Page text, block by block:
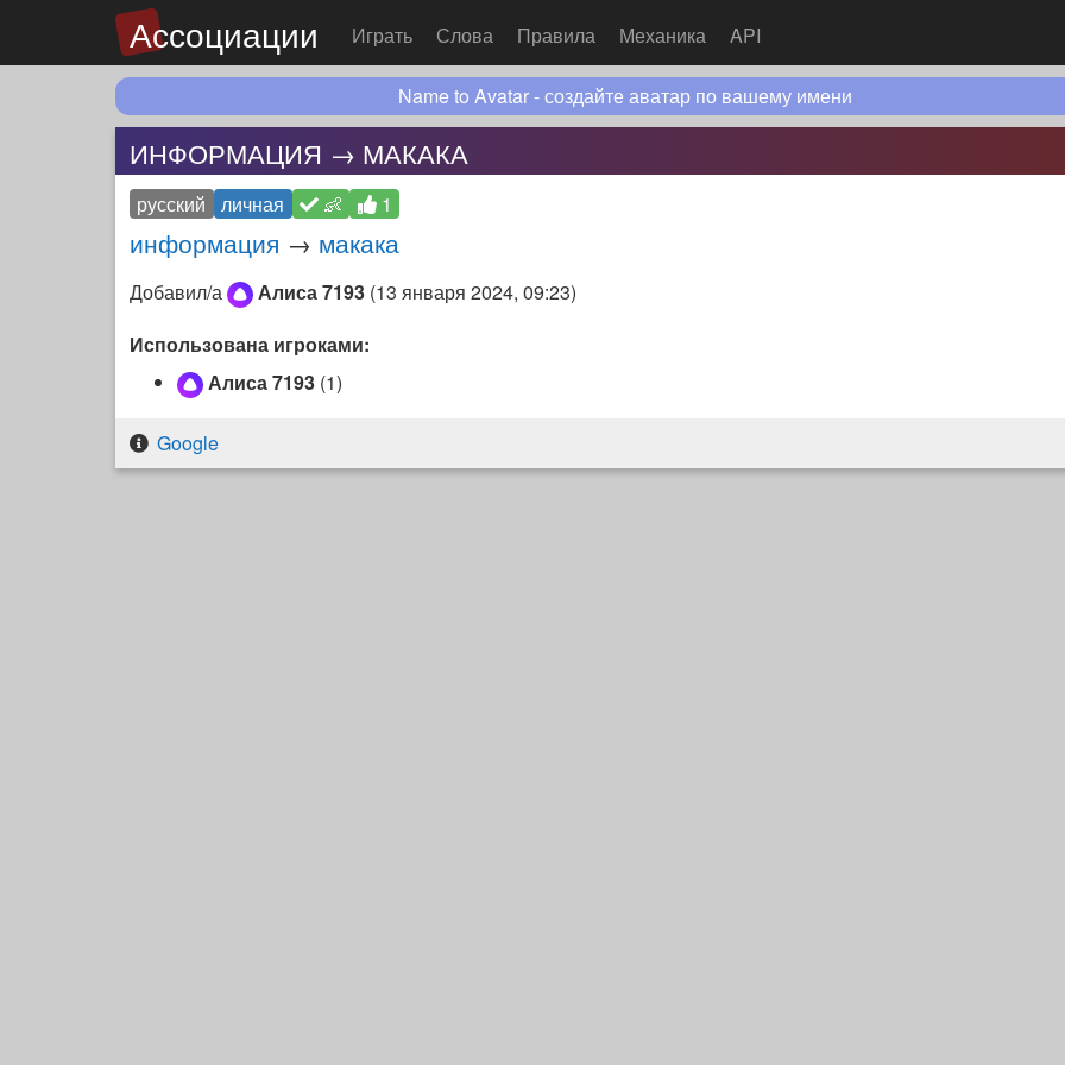
Ассоциации Играть Слова Правила Механика API
Name to Avatar - создайте аватар по вашему имени
ИНФОРМАЦИЯ → МАКАКА
русский личная 👶 1
информация → макака
Добавил/а Алиса 7193 (13 января 2024, 09:23)
Использована игроками:
Алиса 7193 (1)
Google